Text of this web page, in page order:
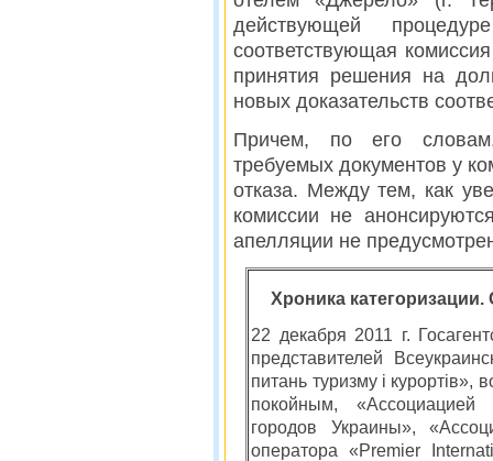
действующей
соответствующая
принятия решения на
новых доказательств
Причем, по его
требуемых документов у
отказа. Между тем, как
комиссии не
апелляции не
Хроника
22 декабря 2011 г.
представителей
питань туризму і
покойным, «Ассоциацией
городов Украины»,
оператора «Premier